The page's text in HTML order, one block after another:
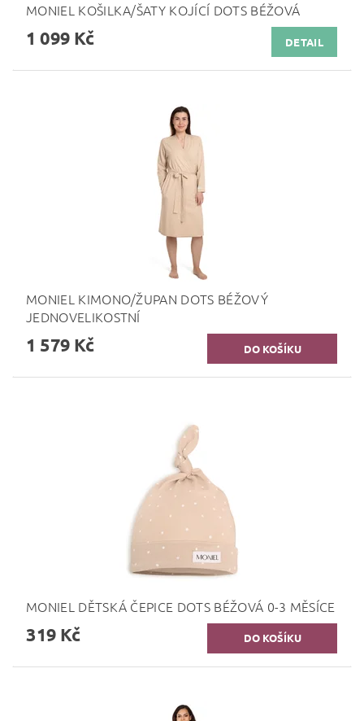
MONIEL KOŠILKA/ŠATY KOJÍCÍ DOTS BÉŽOVÁ
1 099 Kč DETAIL
MONIEL KIMONO/ŽUPAN DOTS BÉŽOVÝ
JEDNOVELIKOSTNÍ
1 579 Kč
MONIEL DĚTSKÁ ČEPICE DOTS BÉŽOVÁ 0-3 MĚSÍCE
319 Kč